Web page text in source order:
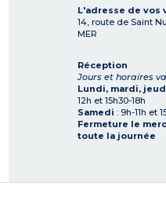
L'adresse de vos
14, route de Saint
MER
Réception
Jours et horaires
Lundi, mardi,
12h et 15h30-18h
Samedi : 9h-11h et
Fermeture le
toute la journée